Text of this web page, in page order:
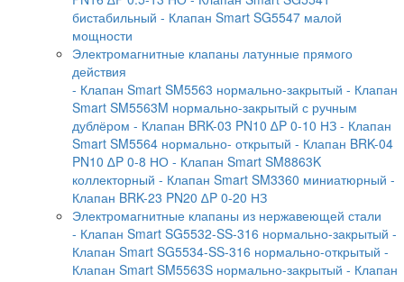
бистабильный - Клапан Smart SG5547 малой
мощности
Электромагнитные клапаны латунные прямого
действия
- Клапан Smart SM5563 нормально-закрытый - Клапан
Smart SM5563M нормально-закрытый с ручным
дублёром - Клапан BRK-03 PN10 ∆P 0-10 НЗ - Клапан
Smart SM5564 нормально- открытый - Клапан BRK-04
PN10 ∆P 0-8 НО - Клапан Smart SM8863K
коллекторный - Клапан Smart SM3360 миниатюрный -
Клапан BRK-23 PN20 ∆P 0-20 НЗ
Электромагнитные клапаны из нержавеющей стали
- Клапан Smart SG5532-SS-316 нормально-закрытый -
Клапан Smart SG5534-SS-316 нормально-открытый -
Клапан Smart SM5563S нормально-закрытый - Клапан